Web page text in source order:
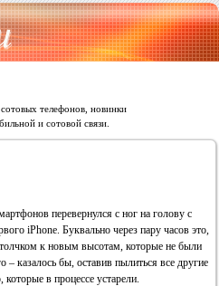
телефонов, новинки
и сотовой связи.
перевернулся с ног на голову с
iPhone. Буквально через пару часов это,
к новым высотам, которые не были
– казалось бы, оставив пылиться все другие
в процессе устарели.